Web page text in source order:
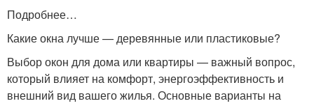
Подробнее…
Какие окна лучше — деревянные или пластиковые?
Выбор окон для дома или квартиры — важный вопрос,
который влияет на комфорт, энергоэффективность и
внешний вид вашего жилья. Основные варианты на